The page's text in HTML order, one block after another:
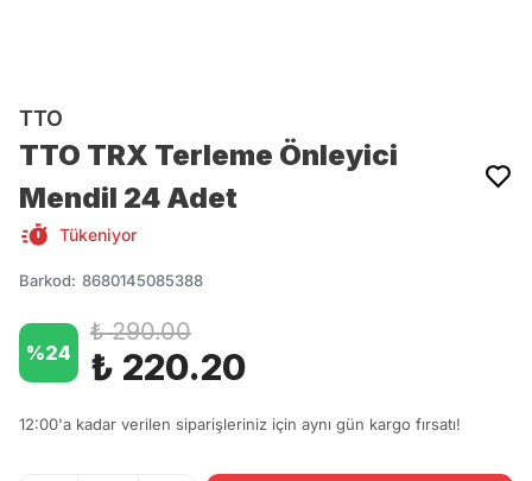
TTO
TTO TRX Terleme Önleyici
Mendil 24 Adet
Tükeniyor
Barkod: 8680145085388
%24
₺ 290.00
₺ 220.20
12:00'a kadar verilen siparişleriniz için aynı gün kargo fırsatı!